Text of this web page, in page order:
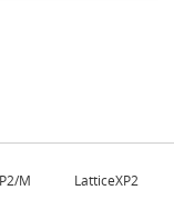
M LatticeXP2